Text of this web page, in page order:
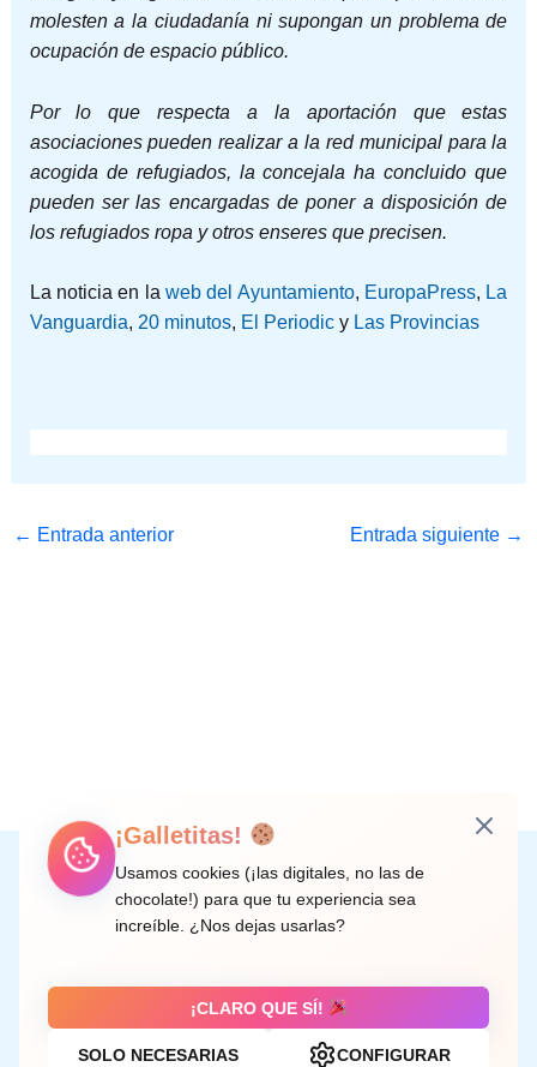
molesten a la ciudadanía ni supongan un problema de
ocupación de espacio público.
Por lo que respecta a la aportación que estas
asociaciones pueden realizar a la red municipal para la
acogida de refugiados, la concejala ha concluido que
pueden ser las encargadas de poner a disposición de
los refugiados ropa y otros enseres que precisen.
La noticia en la web del Ayuntamiento, EuropaPress, La
Vanguardia, 20 minutos, El Periodicy Las Provincias
← Entrada anterior Entrada siguiente →
Instagram
Facebook
X LinkedIn
Correo electrónico
C/ Doctor Rodríguez de la Fuente, 8 València
¡Galletitas!
Usamos cookies (¡las digitales, no las de
chocolate!) para que tu experiencia sea
increíble. ¿Nos dejas usarlas?
¡CLARO QUE SÍ!
SOLO NECESARIAS CONFIGURAR